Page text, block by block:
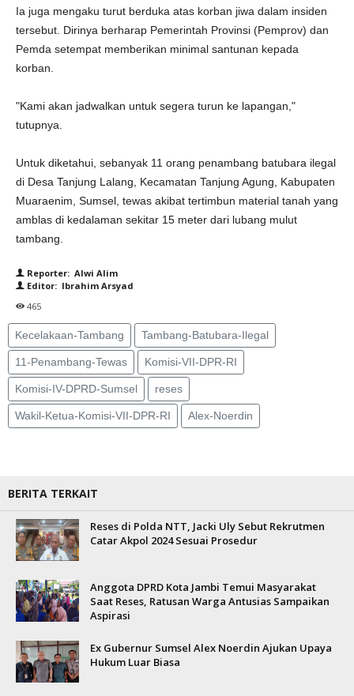
Ia juga mengaku turut berduka atas korban jiwa dalam insiden
tersebut. Dirinya berharap Pemerintah Provinsi (Pemprov) dan
Pemda setempat memberikan minimal santunan kepada
korban.
"Kami akan jadwalkan untuk segera turun ke lapangan,"
tutupnya.
Untuk diketahui, sebanyak 11 orang penambang batubara ilegal
di Desa Tanjung Lalang, Kecamatan Tanjung Agung, Kabupaten
Muaraenim, Sumsel, tewas akibat tertimbun material tanah yang
amblas di kedalaman sekitar 15 meter dari lubang mulut
tambang.
Reporter: Alwi Alim
Editor: Ibrahim Arsyad
465
Kecelakaan-Tambang Tambang-Batubara-Ilegal
11-Penambang-Tewas Komisi-VII-DPR-RI
Komisi-IV-DPRD-Sumsel reses
Wakil-Ketua-Komisi-VII-DPR-RI Alex-Noerdin
BERITA TERKAIT
Reses di Polda NTT, Jacki Uly Sebut Rekrutmen
Catar Akpol 2024 Sesuai Prosedur
Anggota DPRD Kota Jambi Temui Masyarakat
Saat Reses, Ratusan Warga Antusias Sampaikan
Aspirasi
Ex Gubernur Sumsel Alex Noerdin Ajukan Upaya
Hukum Luar Biasa